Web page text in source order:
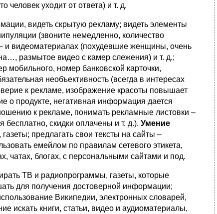
уходит от ответа) и т. д.
видеть скрытую рекламу; видеть элементы
(звоните немедленно, количество
и видеоматериалах (похудевшие женщины, очень
размытое видео с камер слежения) и т. д.;
мобильного, номер банковской карточки,
необъективность (всегда в интересах
к рекламе, изображение красоты повышает
о продукте, негативная информация дается
к рекламе, понимать рекламные листовки –
скидки оплачены и т. д.). Умение
предлагать свои тексты на сайты –
емейлом по правилам сетевого этикета,
чатах, блогах, с персональными сайтами и под.
ТВ и радиопрограммы, газеты, которые
для получения достоверной информации;
Википедии, электронных словарей,
искать книги, статьи, видео и аудиоматериалы,